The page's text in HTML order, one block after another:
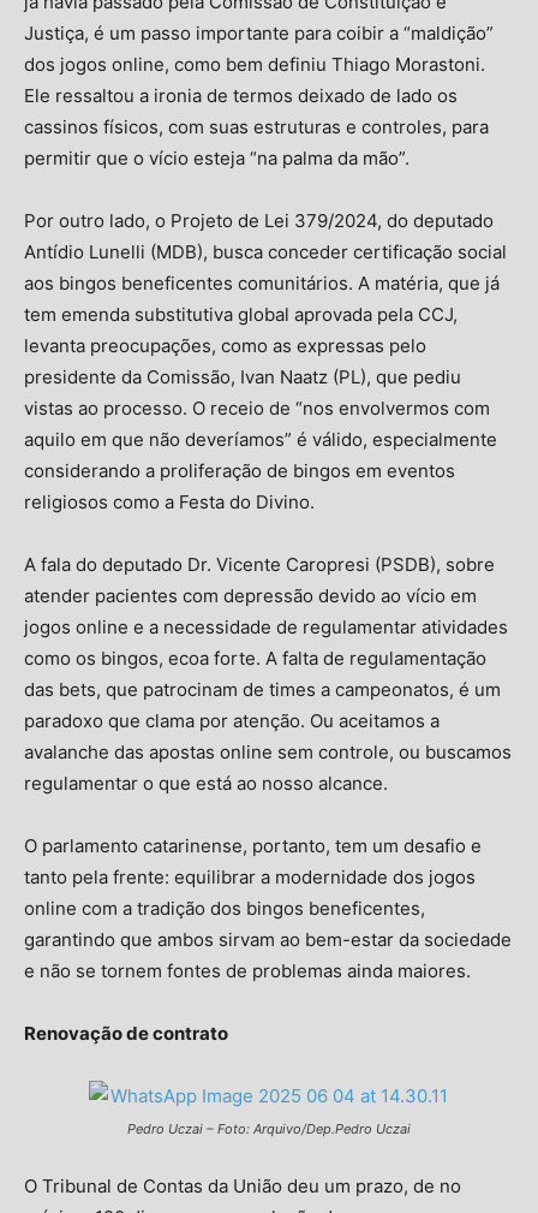
Justiça, é um passo importante para coibir a “maldição”
dos jogos online, como bem definiu Thiago Morastoni.
Ele ressaltou a ironia de termos deixado de lado os
cassinos físicos, com suas estruturas e controles, para
permitir que o vício esteja “na palma da mão”.
Por outro lado, o Projeto de Lei 379/2024, do deputado
Antídio Lunelli (MDB), busca conceder certificação social
aos bingos beneficentes comunitários. A matéria, que já
tem emenda substitutiva global aprovada pela CCJ,
levanta preocupações, como as expressas pelo
presidente da Comissão, Ivan Naatz (PL), que pediu
vistas ao processo. O receio de “nos envolvermos com
aquilo em que não deveríamos” é válido, especialmente
considerando a proliferação de bingos em eventos
religiosos como a Festa do Divino.
A fala do deputado Dr. Vicente Caropresi (PSDB), sobre
atender pacientes com depressão devido ao vício em
jogos online e a necessidade de regulamentar atividades
como os bingos, ecoa forte. A falta de regulamentação
das bets, que patrocinam de times a campeonatos, é um
paradoxo que clama por atenção. Ou aceitamos a
avalanche das apostas online sem controle, ou buscamos
regulamentar o que está ao nosso alcance.
O parlamento catarinense, portanto, tem um desafio e
tanto pela frente: equilibrar a modernidade dos jogos
online com a tradição dos bingos beneficentes,
garantindo que ambos sirvam ao bem-estar da sociedade
e não se tornem fontes de problemas ainda maiores.
Renovação de contrato
Pedro Uczai – Foto: Arquivo/Dep.Pedro Uczai
O Tribunal de Contas da União deu um prazo, de no